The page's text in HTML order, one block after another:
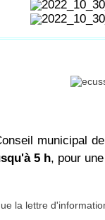
municipal
5 h, pour
la lettre